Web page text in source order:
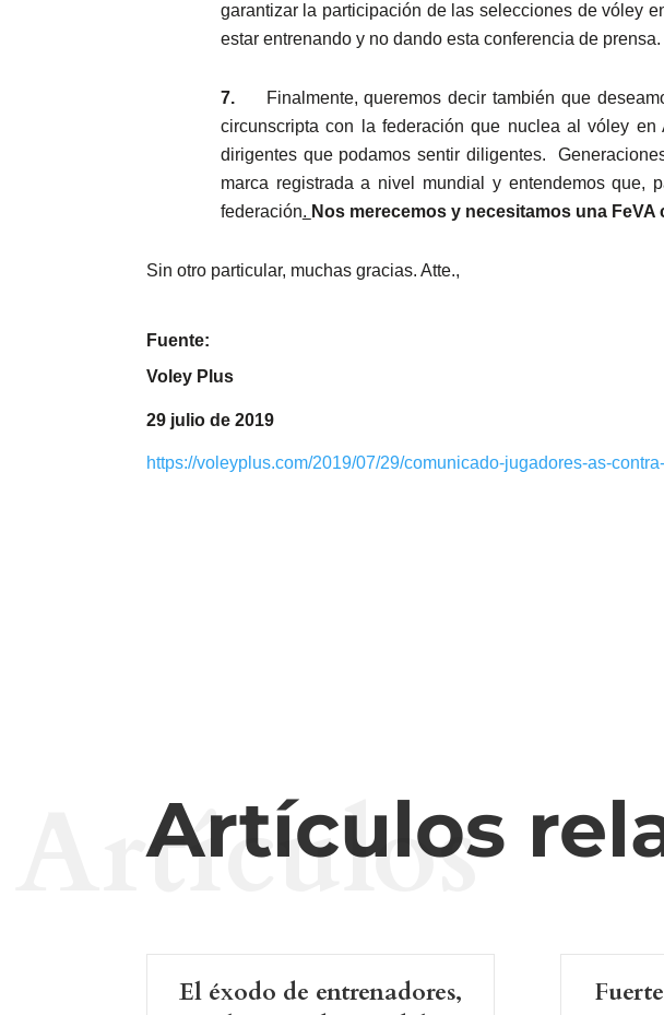
garantizar la participación de las selecciones de vóley
estar entrenando y no dando esta conferencia de prensa.
7.
Finalmente, queremos decir también que
circunscripta con la federación que nuclea al vóley
dirigentes que podamos sentir diligentes.
marca registrada a nivel mundial y entendemos que,
federación. Nos merecemos y necesitamos una
Sin otro particular, muchas gracias. Atte.,
Fuente:
Voley Plus
29 julio de 2019
https://voleyplus.com/2019/07/29/comunicado-jugadores-as-
Artículos
Artículos
El éxodo de entrenadores,